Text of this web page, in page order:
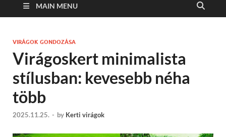
MAIN MENU
VIRÁGOK GONDOZÁSA
Virágoskert minimalista
stílusban: kevesebb néha
több
2025.11.25. - by Kerti virágok